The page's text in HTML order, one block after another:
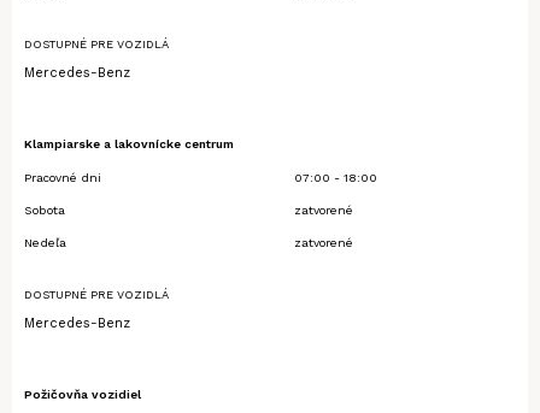
DOSTUPNÉ PRE VOZIDLÁ
Mercedes-Benz
Klampiarske a lakovnícke centrum
Pracovné dni 07:00 - 18:00
Sobota zatvorené
Nedeľa zatvorené
DOSTUPNÉ PRE VOZIDLÁ
Mercedes-Benz
Požičovňa vozidiel